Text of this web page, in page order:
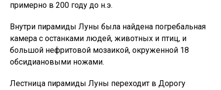
примерно в 200 году до н.э.
Внутри пирамиды Луны была найдена погребальная
камера с останками людей, животных и птиц, и
большой нефритовой мозаикой, окруженной 18
обсидиановыми ножами.
Лестница пирамиды Луны переходит в Дорогу